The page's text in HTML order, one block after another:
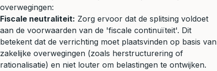
overwegingen:
Fiscale neutraliteit: Zorg ervoor dat de splitsing voldoet
aan de voorwaarden van de 'fiscale continuïteit'. Dit
betekent dat de verrichting moet plaatsvinden op basis van
zakelijke overwegingen (zoals herstructurering of
rationalisatie) en niet louter om belastingen te ontwijken.